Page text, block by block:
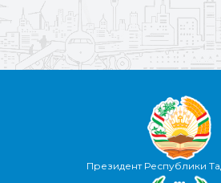
Президент Республики